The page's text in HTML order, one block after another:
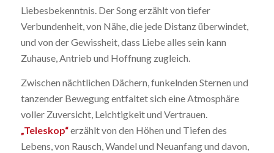
Liebesbekenntnis. Der Song erzählt von tiefer
Verbundenheit, von Nähe, die jede Distanz überwindet,
und von der Gewissheit, dass Liebe alles sein kann
Zuhause, Antrieb und Hoffnung zugleich.
Zwischen nächtlichen Dächern, funkelnden Sternen und
tanzender Bewegung entfaltet sich eine Atmosphäre
voller Zuversicht, Leichtigkeit und Vertrauen.
„Teleskop“erzählt von den Höhen und Tiefen des
Lebens, von Rausch, Wandel und Neuanfang und davon,